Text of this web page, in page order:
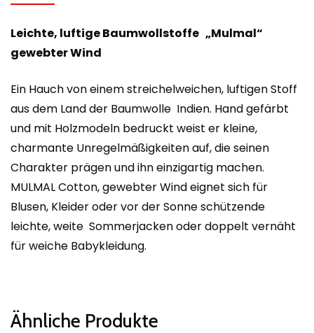
Leichte, luftige Baumwollstoffe „Mulmal“
gewebter Wind
Ein Hauch von einem streichelweichen, luftigen Stoff
aus dem Land der Baumwolle Indien. Hand gefärbt
und mit Holzmodeln bedruckt weist er kleine,
charmante Unregelmäßigkeiten auf, die seinen
Charakter prägen und ihn einzigartig machen.
MULMAL Cotton, gewebter Wind eignet sich für
Blusen, Kleider oder vor der Sonne schützende
leichte, weite Sommerjacken oder doppelt vernäht
für weiche Babykleidung.
Ähnliche Produkte